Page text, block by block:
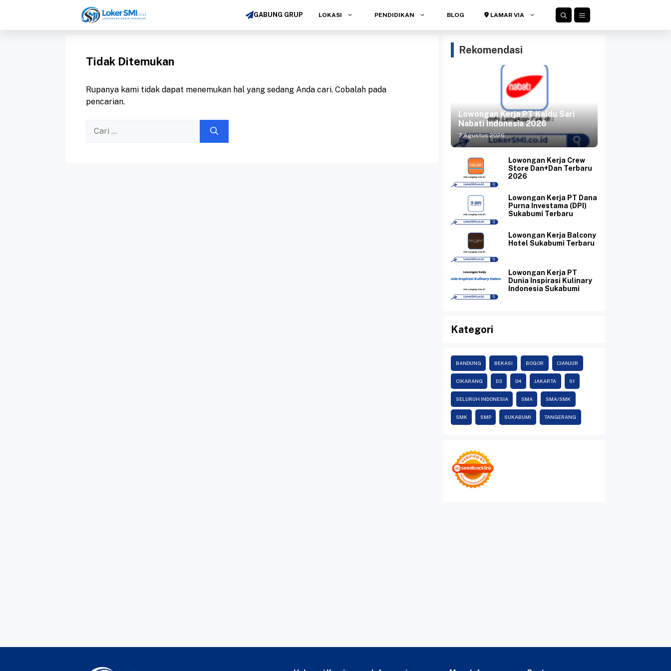
isi
GABUNG GRUP LOKASI PENDIDIKAN BLOG LAMAR VIA
Tidak Ditemukan
Rupanya kami tidak dapat menemukan hal yang sedang Anda cari. Cobalah pada
pencarian.
untuk:
Rekomendasi
Lowongan Kerja PT Kaldu Sari
Nabati Indonesia 2026
7 Agustus 2026
Lowongan Kerja Crew
Store Dan+Dan Terbaru
2026
Lowongan Kerja PT Dana
Purna Investama (DPI)
Sukabumi Terbaru
Lowongan Kerja Balcony
Hotel Sukabumi Terbaru
Lowongan Kerja PT
Dunia Inspirasi Kulinary
Indonesia Sukabumi
Kategori
BANDUNG BEKASI BOGOR CIANJUR
CIKARANG D3 D4 JAKARTA S1
SELURUH INDONESIA SMA SMA/SMK
SMK SMP SUKABUMI TANGERANG